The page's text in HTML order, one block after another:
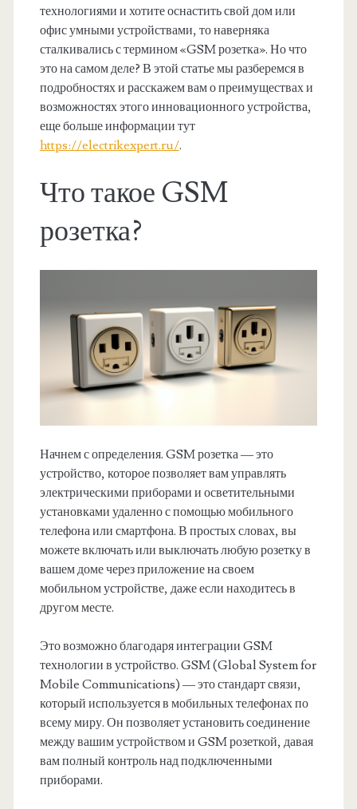
технологиями и хотите оснастить свой дом или
офис умными устройствами, то наверняка
сталкивались с термином «GSM розетка». Но что
это на самом деле? В этой статье мы разберемся в
подробностях и расскажем вам о преимуществах и
возможностях этого инновационного устройства,
еще больше информации тут
https://electrikexpert.ru/.
Что такое GSM
розетка?
Начнем с определения. GSM розетка — это
устройство, которое позволяет вам управлять
электрическими приборами и осветительными
установками удаленно с помощью мобильного
телефона или смартфона. В простых словах, вы
можете включать или выключать любую розетку в
вашем доме через приложение на своем
мобильном устройстве, даже если находитесь в
другом месте.
Это возможно благодаря интеграции GSM
технологии в устройство. GSM (Global System for
Mobile Communications) — это стандарт связи,
который используется в мобильных телефонах по
всему миру. Он позволяет установить соединение
между вашим устройством и GSM розеткой, давая
вам полный контроль над подключенными
приборами.